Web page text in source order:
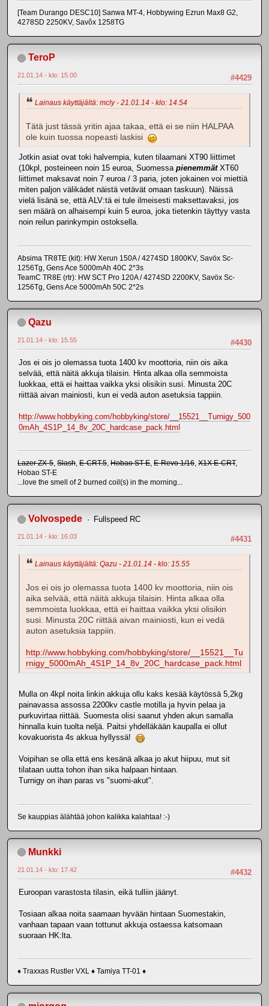
[Team Durango DESC10] Sanwa MT-4, Hobbywing Ezrun Max8 G2,
4278SD 2250KV, Savôx 1258TG
TeroP
#4429
21.01.14 - klo: 15.00
Lainaus käyttäjältä: mcly - 21.01.14 - klo: 14.54
Tätä just tässä yritin ajaa takaa, että ei se niin HALPAA
ole kuin tuossa nopeasti laskisi
Jotkin asiat ovat toki halvempia, kuten tilaamani XT90 liittimet
(10kpl, posteineen noin 15 euroa, Suomessa pienemmätXT60
liittimet maksavat noin 7 euroa / 3 paria, joten jokainen voi miettiä
miten paljon välikädet näistä vetävät omaan taskuun). Näissä
vielä lisänä se, että ALV:tä ei tule ilmeisesti maksettavaksi, jos
sen määrä on alhaisempi kuin 5 euroa, joka tietenkin täyttyy vasta
noin reilun parinkympin ostoksella.
Absima TR8TE (kit): HW Xerun 150A / 4274SD 1800KV, Savöx Sc-
1256Tg, Gens Ace 5000mAh 40C 2*3s
TeamC TR8E (rtr): HW SCT Pro 120A / 4274SD 2200KV, Savöx Sc-
1256Tg, Gens Ace 5000mAh 50C 2*2s
Qazu
#4430
21.01.14 - klo: 15.55
Jos ei ois jo olemassa tuota 1400 kv moottoria, niin ois aika
selvää, että näitä akkuja tilaisin. Hinta alkaa olla semmoista
luokkaa, että ei haittaa vaikka yksi olisikin susi. Minusta 20C
riittää aivan mainiosti, kun ei vedä auton asetuksia tappiin.
http://www.hobbyking.com/hobbyking/store/__15521__Turnigy_500
0mAh_4S1P_14_8v_20C_hardcase_pack.html
Lazer ZX-5, Slash, E-CRT.5, Hobao ST-E, E-Revo 1/16, X1X E-CRT,
Hobao ST-E
...love the smell of 2 burned coil(s) in the morning...
Volvospede Fullspeed RC
#4431
21.01.14 - klo: 16.03
Lainaus käyttäjältä: Qazu - 21.01.14 - klo: 15.55
Jos ei ois jo olemassa tuota 1400 kv moottoria, niin ois
aika selvää, että näitä akkuja tilaisin. Hinta alkaa olla
semmoista luokkaa, että ei haittaa vaikka yksi olisikin
susi. Minusta 20C riittää aivan mainiosti, kun ei vedä
auton asetuksia tappiin.
http://www.hobbyking.com/hobbyking/store/__15521__Tu
rnigy_5000mAh_4S1P_14_8v_20C_hardcase_pack.html
Mulla on 4kpl noita linkin akkuja ollu kaks kesää käytössä 5,2kg
painavassa assossa 2200kv castle motilla ja hyvin pelaa ja
purkuvirtaa riittää. Suomesta olisi saanut yhden akun samalla
hinnalla kuin tuolta neljä. Paitsi yhdelläkään kaupalla ei ollut
kovakuorista 4s akkua hyllyssä!
Voipihan se olla että ens kesänä alkaa jo akut hiipuu, mut sit
tilataan uutta tohon ihan sika halpaan hintaan.
Turnigy on ihan paras vs "suomi-akut".
Se kauppias älähtää johon kalikka kalahtaa! :-)
Munkki
#4432
21.01.14 - klo: 17.42
Euroopan varastosta tilasin, eikä tulliin jäänyt.
Tosiaan alkaa noita saamaan hyvään hintaan Suomestakin,
vanhaan tapaan vaan tottunut akkuja ostaessa katsomaan
suoraan HK:lta.
♦ Traxxas Rustler VXL ♦ Tamiya TT-01 ♦